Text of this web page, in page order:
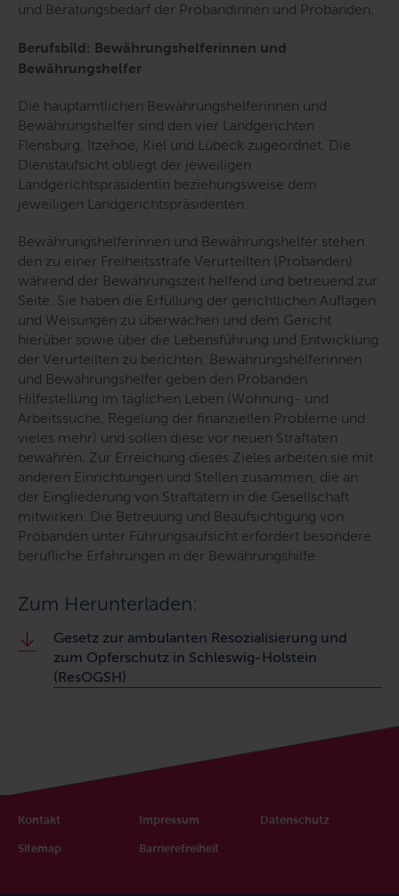
und Beratungsbedarf der Probandinnen und Probanden.
Berufsbild: Bewährungshelferinnen und
Bewährungshelfer
Die hauptamtlichen Bewährungshelferinnen und
Bewährungshelfer sind den vier Landgerichten
Flensburg, Itzehoe, Kiel und Lübeck zugeordnet. Die
Dienstaufsicht obliegt der jeweiligen
Landgerichtspräsidentin beziehungsweise dem
jeweiligen Landgerichtspräsidenten.
Bewährungshelferinnen und Bewährungshelfer stehen
den zu einer Freiheitsstrafe Verurteilten (Probanden)
während der Bewährungszeit helfend und betreuend zur
Seite. Sie haben die Erfüllung der gerichtlichen Auflagen
und Weisungen zu überwachen und dem Gericht
hierüber sowie über die Lebensführung und Entwicklung
der Verurteilten zu berichten. Bewährungshelferinnen
und Bewährungshelfer geben den Probanden
Hilfestellung im täglichen Leben (Wohnung- und
Arbeitssuche, Regelung der finanziellen Probleme und
vieles mehr) und sollen diese vor neuen Straftaten
bewahren. Zur Erreichung dieses Zieles arbeiten sie mit
anderen Einrichtungen und Stellen zusammen, die an
der Eingliederung von Straftätern in die Gesellschaft
mitwirken. Die Betreuung und Beaufsichtigung von
Probanden unter Führungsaufsicht erfordert besondere
berufliche Erfahrungen in der Bewährungshilfe.
Zum Herunterladen:
Gesetz zur ambulanten Resozialisierung und
zum Opferschutz in Schleswig-Holstein
(ResOGSH)
Kontakt Impressum Datenschutz
Sitemap Barrierefreiheit